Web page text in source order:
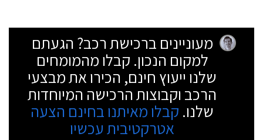
מעוניינים ברכישת רכב? הגעתם
למקום הנכון. קבלו מהמומחים
שלנו ייעוץ חינם, הכירו את מבצעי
הרכב וקבוצות הרכישה המיוחדות
שלנו. קבלו מאיתנו בחינם הצעה
אטרקטיבית עכשיו